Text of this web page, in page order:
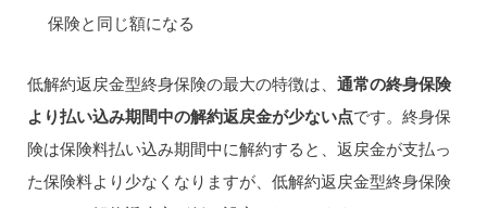
保険と同じ額になる
低解約返戻金型終身保険の最大の特徴は、 通常の終身保険
より払い込み期間中の解約返戻金が少ない点です。終身保
険は保険料払い込み期間中に解約すると、返戻金が支払っ
た保険料より少なくなりますが、低解約返戻金型終身保険